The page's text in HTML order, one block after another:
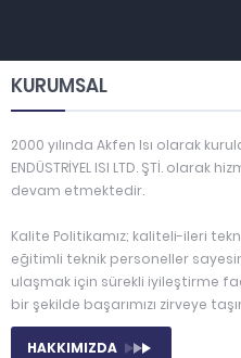
KURUMSAL
2000 yılında Akfen Isı olarak
ENDÜSTRİYEL ISI LTD. ŞTİ.
devam etmektedir.
Kalite Politikamız; kaliteli-ileri
eğitimli teknik personeller
ulaşmak için sürekli iyileştirme
bir şekilde başarımızı zirveye
HAKKIMIZDA